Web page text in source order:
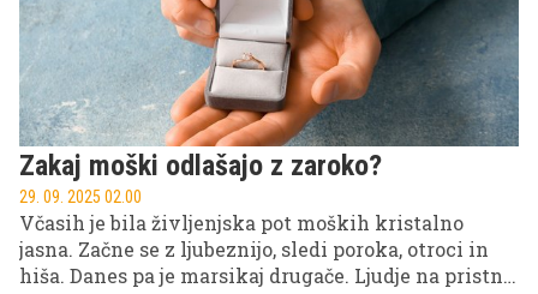
Zakaj moški odlašajo z zaroko?
29. 09. 2025 02.00
Včasih je bila življenjska pot moških kristalno
jasna. Začne se z ljubeznijo, sledi poroka, otroci in
hiša. Danes pa je marsikaj drugače. Ljudje na pristne